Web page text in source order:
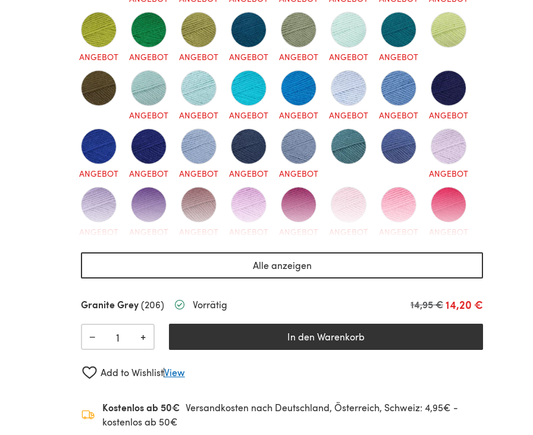
ANGEBOT ANGEBOT ANGEBOT ANGEBOT ANGEBOT ANGEBOT ANGEBOT
ANGEBOT ANGEBOT ANGEBOT ANGEBOT ANGEBOT ANGEBOT ANGEBOT
ANGEBOT ANGEBOT ANGEBOT ANGEBOT ANGEBOT ANGEBOT
ANGEBOT ANGEBOT ANGEBOT ANGEBOT ANGEBOT ANGEBOT ANGEBOT ANGEBOT
Alle anzeigen
Granite Grey(206) Vorrätig 14,20 €
Alter Preis
14,95 €
− + In den Warenkorb
Add to WishlistView
Kostenlos ab 50€ Versandkosten nach Deutschland, Österreich, Schweiz: 4,95€ -
kostenlos ab 50€